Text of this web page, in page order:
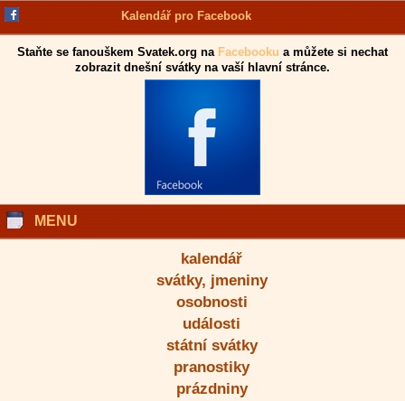
Kalendář pro Facebook
Staňte se fanouškem Svatek.org na Facebooku a můžete si nechat
zobrazit dnešní svátky na vaší hlavní stránce.
MENU
kalendář
svátky, jmeniny
osobnosti
události
státní svátky
pranostiky
prázdniny